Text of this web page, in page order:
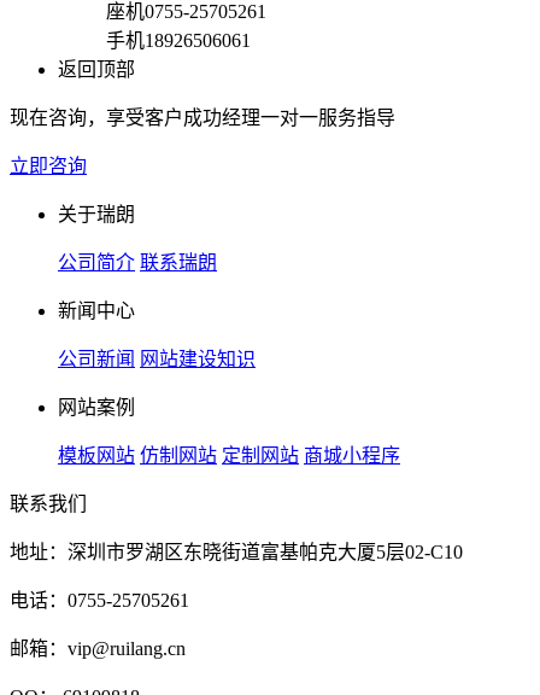
座机0755-25705261
手机18926506061
返回顶部
现在咨询，享受客户成功经理一对一服务指导
立即咨询
关于瑞朗
公司简介 联系瑞朗
新闻中心
公司新闻 网站建设知识
网站案例
模板网站 仿制网站 定制网站 商城小程序
联系我们
地址：深圳市罗湖区东晓街道富基帕克大厦5层02-C10
电话：0755-25705261
邮箱：vip@ruilang.cn